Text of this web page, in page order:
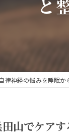
と
律神経の悩みを睡眠か
山でケア